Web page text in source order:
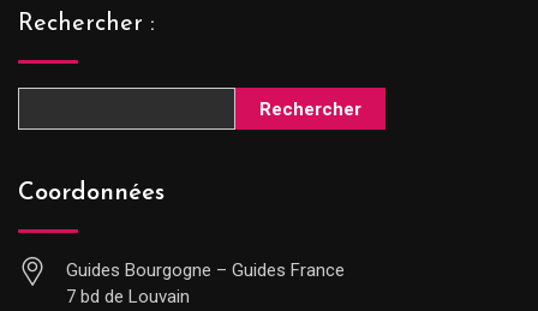
Rechercher :
Rechercher
Coordonnées
Guides Bourgogne – Guides France
7 bd de Louvain